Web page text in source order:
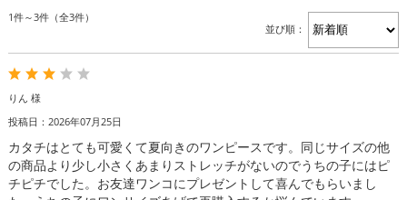
1件～3件（全3件）
並び順：
りん 様
投稿日：2026年07月25日
カタチはとても可愛くて夏向きのワンピースです。同じサイズの他
の商品より少し小さくあまりストレッチがないのでうちの子にはピ
チピチでした。お友達ワンコにプレゼントして喜んでもらいまし